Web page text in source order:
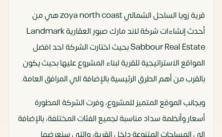
قرية زويا الساحل الشمالي zoya north coast هي من
أحدث إنشاءات شركة لاند مارك صبور العقارية Landmark
Sabbour Real Estate بحيث اختارت الشركة احد افضل
المواقع الاستراتيجية للقرية لبناء المشروع عليها بحيث يكون
بالقرب من أهم الطرق الرئيسية بالإضافة الي المرافق العامة.
وبجانب الموقع المتميز للمشروع، وفرت الشركة المطورة
أسعار وأنظمة سداد مناسبة لجميع الفئات المختلفة، بالإضافة